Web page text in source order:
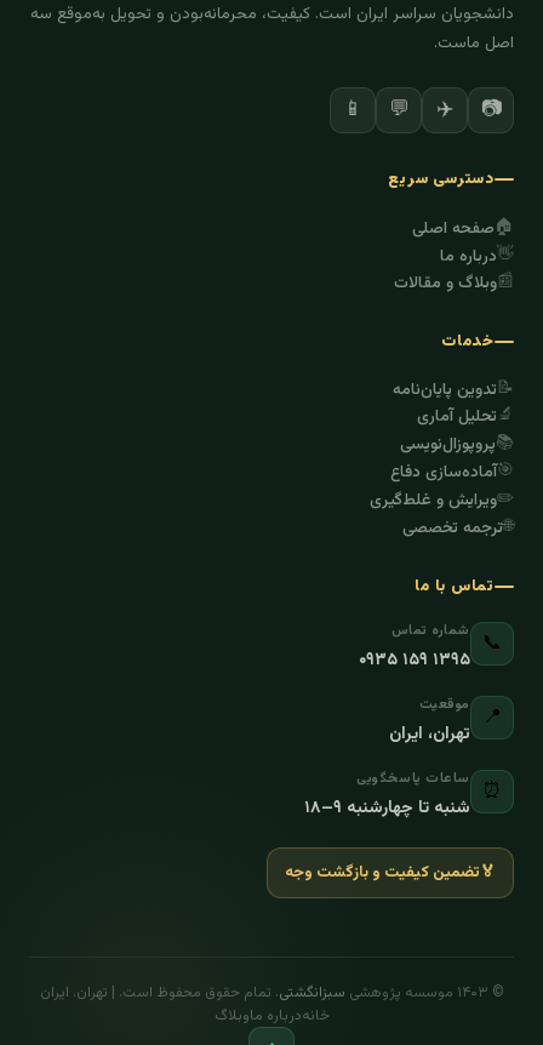
دانشجویان سراسر ایران است. کیفیت، محرمانه‌بودن و تحویل به‌موقع سه
اصل ماست.
📷
✈️
💬
📱
دسترسی سریع
🏠صفحه اصلی
👋درباره ما
📰وبلاگ و مقالات
خدمات
📝تدوین پایان‌نامه
🔬تحلیل آماری
📚پروپوزال‌نویسی
🎯آماده‌سازی دفاع
✏️ویرایش و غلط‌گیری
🌐ترجمه تخصصی
تماس با ما
📞 شماره تماس
۰۹۳۵ ۱۵۹ ۱۳۹۵
📍 موقعیت
تهران، ایران
⏰ ساعات پاسخگویی
شنبه تا چهارشنبه ۹–۱۸
🏅تضمین کیفیت و بازگشت وجه
© ۱۴۰۳ موسسه پژوهشی سبزانگشتی. تمام حقوق محفوظ است. | تهران، ایران
خانهدرباره ماوبلاگ